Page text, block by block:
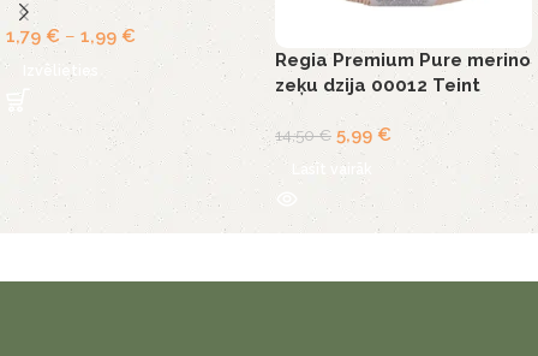
1,79 € – 1,99 €
Izvēlieties
Regia Premium Pure merino
zeķu dzija 00012 Teint
14,50€ 5,99 €
Lasīt vairāk